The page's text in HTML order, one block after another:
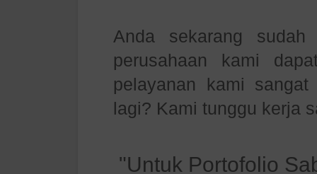
Anda sekarang sudah
perusahaan kami
pelayanan kami
lagi? Kami tunggu kerja
"Untuk Portofolio